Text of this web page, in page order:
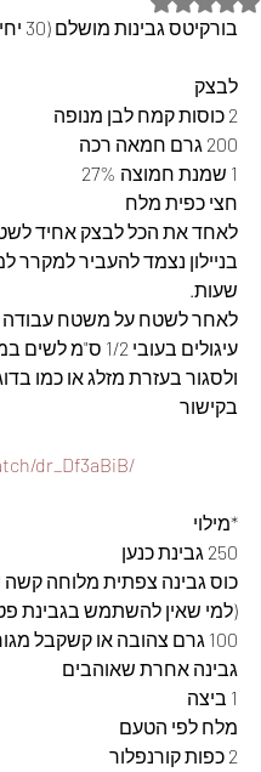
בורקיטס גבינות מושלם (30 יחידות)
לבצק
2 כוסות קמח לבן מנופה
200 גרם חמאה רכה
1 שמנת חמוצה 27%
חצי כפית מלח
לאחד את הכל לבצק אחיד
שעות.
לאחר לשטח על משטח עבודה
עיגולים בעובי 1/2 ס"מ
ולסגור בעזרת מזלג או כמו
בקישור
dr_Df3aBiB/
*מילוי
250 גבינת כנען
כוס גבינה צפתית מלוחה
(למי שאין להשתמש בגבינת
100 גרם צהובה או קשקבל
גבינה אחרת שאוהבים
1 ביצה
מלח לפי הטעם
2 כפות קורנפלור